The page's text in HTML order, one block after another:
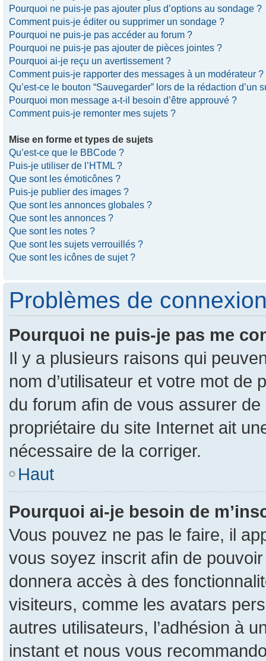
Pourquoi ne puis-je pas ajouter plus d’options au sondage ?
Comment puis-je éditer ou supprimer un sondage ?
Pourquoi ne puis-je pas accéder au forum ?
Pourquoi ne puis-je pas ajouter de pièces jointes ?
Pourquoi ai-je reçu un avertissement ?
Comment puis-je rapporter des messages à un modérateur ?
Qu’est-ce le bouton “Sauvegarder” lors de la rédaction d’un
Pourquoi mon message a-t-il besoin d’être approuvé ?
Comment puis-je remonter mes sujets ?
Mise en forme et types de sujets
Qu’est-ce que le BBCode ?
Puis-je utiliser de l’HTML ?
Que sont les émoticônes ?
Puis-je publier des images ?
Que sont les annonces globales ?
Que sont les annonces ?
Que sont les notes ?
Que sont les sujets verrouillés ?
Que sont les icônes de sujet ?
Problèmes de
Pourquoi ne puis-je pas me
Il y a plusieurs raisons qui
nom d’utilisateur et votre mot de
du forum afin de vous assurer
propriétaire du site Internet ait
nécessaire de la corriger.
Haut
Pourquoi ai-je besoin de
Vous pouvez ne pas le faire, il
vous soyez inscrit afin de
donnera accès à des
visiteurs, comme les avatars
autres utilisateurs, l’adhésion à
instant et nous vous